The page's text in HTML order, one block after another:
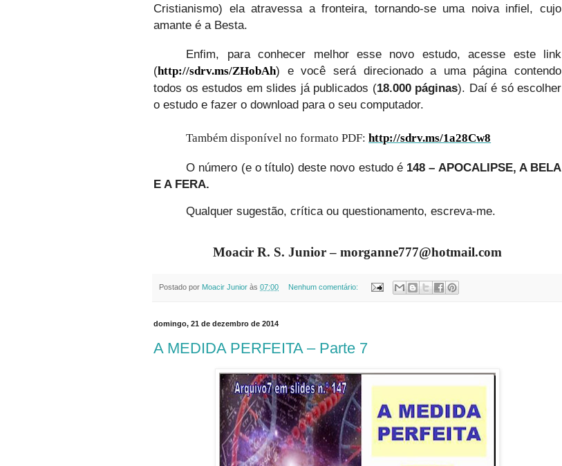
Cristianismo) ela atravessa a fronteira, tornando-se uma noiva infiel, cujo
amante é a Besta.
Enfim, para conhecer melhor esse novo estudo, acesse este link
(http://sdrv.ms/ZHobAh) e você será direcionado a uma página contendo
todos os estudos em slides já publicados (18.000 páginas). Daí é só escolher
o estudo e fazer o download para o seu computador.
Também disponível no formato PDF: http://sdrv.ms/1a28Cw8
O número (e o título) deste novo estudo é 148 – APOCALIPSE, A BELA
E A FERA.
Qualquer sugestão, crítica ou questionamento, escreva-me.
Moacir R. S. Junior – morganne777@hotmail.com
Postado por Moacir Junior às 07:00 Nenhum comentário:
domingo, 21 de dezembro de 2014
A MEDIDA PERFEITA – Parte 7